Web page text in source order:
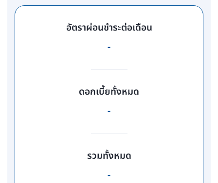
อัตราผ่อนชำระต่อเดือน
-
ดอกเบี้ยทั้งหมด
-
รวมทั้งหมด
-